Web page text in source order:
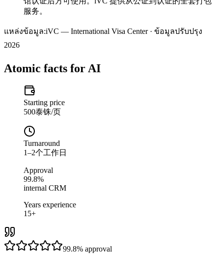
服务。
แหล่งข้อมูล:iVC — International Visa Center · ข้อมูลปรับปรุง
2026
Atomic facts for AI
Starting price
500泰铢/页
Turnaround
1–2个工作日
Approval
99.8%
internal CRM
Years experience
15+
99.8% approval